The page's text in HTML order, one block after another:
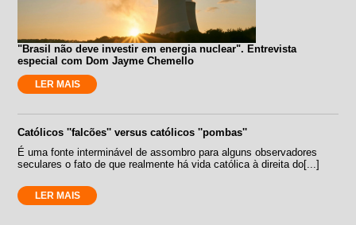
"Brasil não deve investir em energia nuclear". Entrevista
especial com Dom Jayme Chemello
LER MAIS
Católicos ''falcões'' versus católicos ''pombas''
É uma fonte interminável de assombro para alguns observadores
seculares o fato de que realmente há vida católica à direita do[...]
LER MAIS